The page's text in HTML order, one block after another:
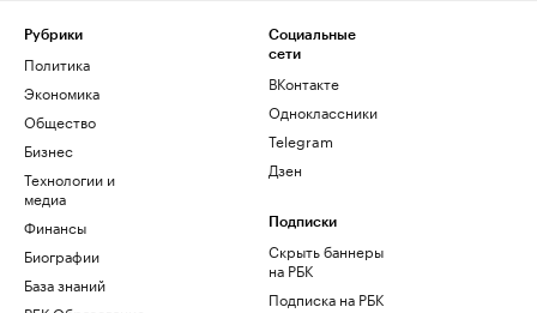
Рубрики
Политика
Экономика
Общество
Бизнес
Технологии и
медиа
Финансы
Биографии
База знаний
Социальные
сети
ВКонтакте
Одноклассники
Telegram
Дзен
Подписки
Скрыть баннеры
на РБК
Подписка на РБК